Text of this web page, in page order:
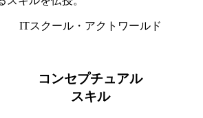
ITスクール・アクトワールド
コンセプチュアル
スキル